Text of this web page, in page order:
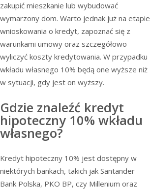
zakupić mieszkanie lub wybudować
wymarzony dom. Warto jednak już na etapie
wnioskowania o kredyt, zapoznać się z
warunkami umowy oraz szczegółowo
wyliczyć koszty kredytowania. W przypadku
wkładu własnego 10% będą one wyższe niż
w sytuacji, gdy jest on wyższy.
Gdzie znaleźć kredyt
hipoteczny 10% wkładu
własnego?
Kredyt hipoteczny 10% jest dostępny w
niektórych bankach, takich jak Santander
Bank Polska, PKO BP, czy Millenium oraz